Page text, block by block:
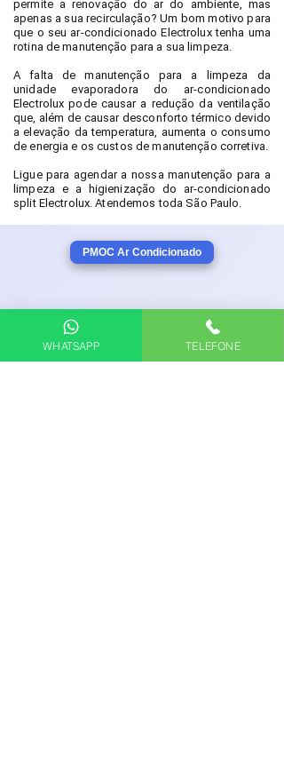
permite a renovação do ar do ambiente, mas
apenas a sua recirculação? Um bom motivo para
que o seu ar-condicionado Electrolux tenha uma
rotina de manutenção para a sua limpeza.
A falta de manutenção para a limpeza da
unidade evaporadora do ar-condicionado
Electrolux pode causar a redução da ventilação
que, além de causar desconforto térmico devido
a elevação da temperatura, aumenta o consumo
de energia e os custos de manutenção corretiva.
Ligue para agendar a nossa manutenção para a
limpeza e a higienização do ar-condicionado
split Electrolux. Atendemos toda São Paulo.
Saiba mais
sobre a necessidade da limpeza e
higienização de ar condicionado.
WHATSAPP TELEFONE
PMOC Ar Condicionado